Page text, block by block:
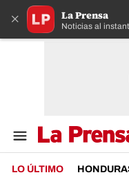
× La Prensa
Noticias al
LO ÚLTIMO